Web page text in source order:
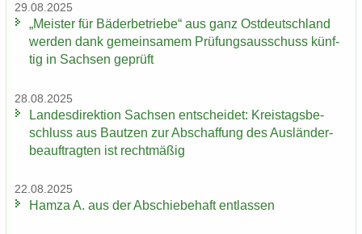
29.08.2025
„Meis­ter für Bä­der­be­trie­be“ aus ganz Ost­deutsch­land
wer­den dank ge­mein­sa­mem Prü­fungs­aus­schuss künf­
tig in Sach­sen ge­prüft
28.08.2025
Lan­des­di­rek­ti­on Sach­sen ent­schei­det: Kreis­tags­be­
schluss aus Baut­zen zur Ab­schaf­fung des Aus­län­der­
be­auf­trag­ten ist recht­mä­ßig
22.08.2025
Hamza A. aus der Ab­schie­be­haft ent­las­sen